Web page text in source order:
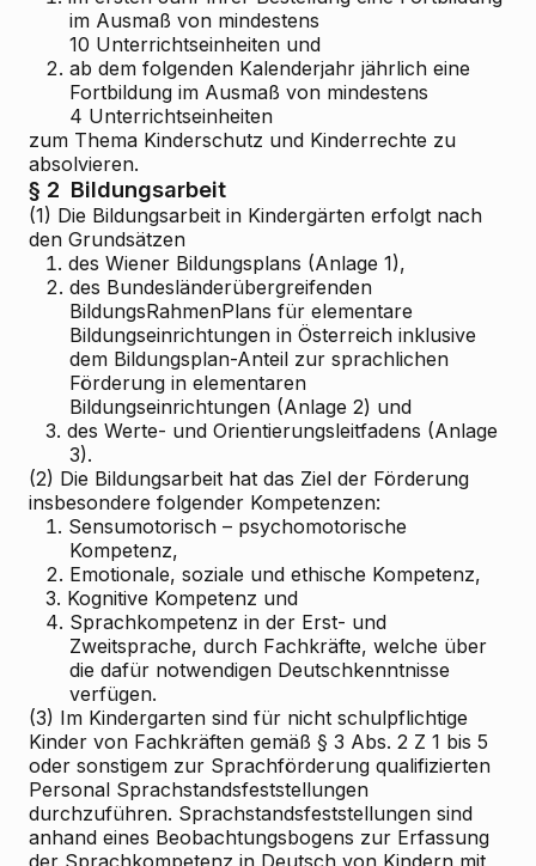
im Ausmaß von mindestens
10 Unterrichtseinheiten und
2. ab dem folgenden Kalenderjahr jährlich eine
Fortbildung im Ausmaß von mindestens
4 Unterrichtseinheiten
zum Thema Kinderschutz und Kinderrechte zu
absolvieren.
§ 2 Bildungsarbeit
(1) Die Bildungsarbeit in Kindergärten erfolgt nach
den Grundsätzen
1. des Wiener Bildungsplans (Anlage 1),
2. des Bundesländerübergreifenden
BildungsRahmenPlans für elementare
Bildungseinrichtungen in Österreich inklusive
dem Bildungsplan-Anteil zur sprachlichen
Förderung in elementaren
Bildungseinrichtungen (Anlage 2) und
3. des Werte- und Orientierungsleitfadens (Anlage
3).
(2) Die Bildungsarbeit hat das Ziel der Förderung
insbesondere folgender Kompetenzen:
1. Sensumotorisch – psychomotorische
Kompetenz,
2. Emotionale, soziale und ethische Kompetenz,
3. Kognitive Kompetenz und
4. Sprachkompetenz in der Erst- und
Zweitsprache, durch Fachkräfte, welche über
die dafür notwendigen Deutschkenntnisse
verfügen.
(3) Im Kindergarten sind für nicht schulpflichtige
Kinder von Fachkräften gemäß § 3 Abs. 2 Z 1 bis 5
oder sonstigem zur Sprachförderung qualifizierten
Personal Sprachstandsfeststellungen
durchzuführen. Sprachstandsfeststellungen sind
anhand eines Beobachtungsbogens zur Erfassung
der Sprachkompetenz in Deutsch von Kindern mit